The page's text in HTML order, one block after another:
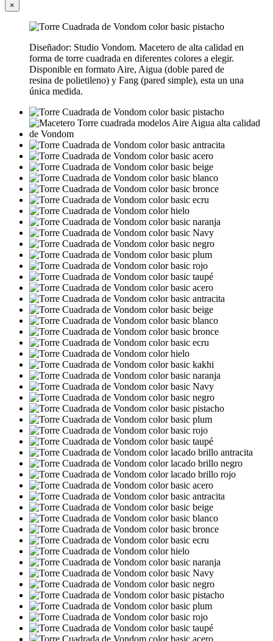
×
Diseñador: Studio Vondom. Macetero de alta calidad en
forma de torre cuadrada en diferentes colores a elegir.
Disponible en formato Aire, Aigua (doble pared de
resina de polietileno) y Fang (pared simple), esta un una
única medida.